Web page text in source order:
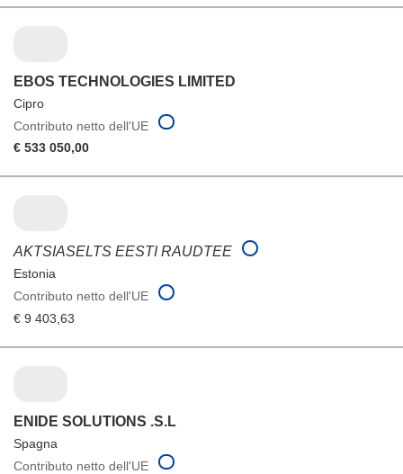
EBOS TECHNOLOGIES LIMITED
Cipro
Contributo netto dell'UE
€ 533 050,00
AKTSIASELTS EESTI RAUDTEE
Estonia
Contributo netto dell'UE
€ 9 403,63
ENIDE SOLUTIONS .S.L
Spagna
Contributo netto dell'UE